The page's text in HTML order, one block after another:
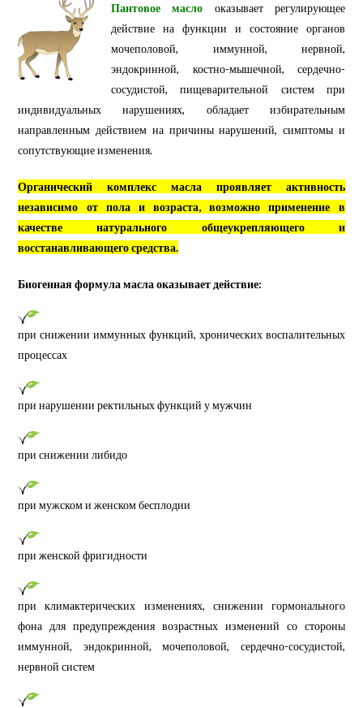
Пантовое масло оказывает регулирующее
действие на функции и состояние органов
мочеполовой, иммунной, нервной,
эндокринной, костно-мышечной, сердечно-
сосудистой, пищеварительной систем при
индивидуальных нарушениях, обладает избирательным
направленным действием на причины нарушений, симптомы и
сопутствующие изменения.
Органический комплекс масла проявляет активность
независимо от пола и возраста, возможно применение в
качестве натурального общеукрепляющего и
восстанавливающего средства.
Биогенная формула масла оказывает действие:
при снижении иммунных функций, хронических воспалительных
процессах
при нарушении ректильных функций у мужчин
при снижении либидо
при мужском и женском бесплодии
при женской фригидности
при климактерических изменениях, снижении гормонального
фона для предупреждения возрастных изменений со стороны
иммунной, эндокринной, мочеполовой, сердечно-сосудистой,
нервной систем